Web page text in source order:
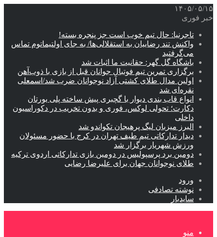
۱۴۰۵/۰۵/۱۵
خبر فوری
تاجرنیا: حال تیم خوب است جز پنجره بسته!
واکنش تند رضاییان به استقلالی‌ها/ به جای اولتیماتوم تماس
می‌گرفتید
باشگاه گل گهر: حقانیت ما اثبات شد
برگزاری تمرین تیم فوتبال جوانان قبل از بازی با ذوب‌آهن
اولین مدال طلای کشتی آزاد نوجوانان ضرب شد/اسمعلی
نقره‌ای شد
انواع قاب بندی دیوار با گچبری پیش ساخته پلی یورتان
دکارت؛ تحولی لوکس، فوری و بدون تخریب در دکوراسیون
داخلی
البرز میزبان لیگ پرهیجان تکواندو شد
دیدار تدارکاتی تیم طیف تهران در کرج با حضور مسئولان
ورزش شهریار برگزار شد
دومین برد پرسپولیس در دومین بازی تدارکاتی اردوی ترکیه
طلای نوجوانان جهان برای علیرضا رضایی
ورود
نوشته تصادفی
سایدبار
منو